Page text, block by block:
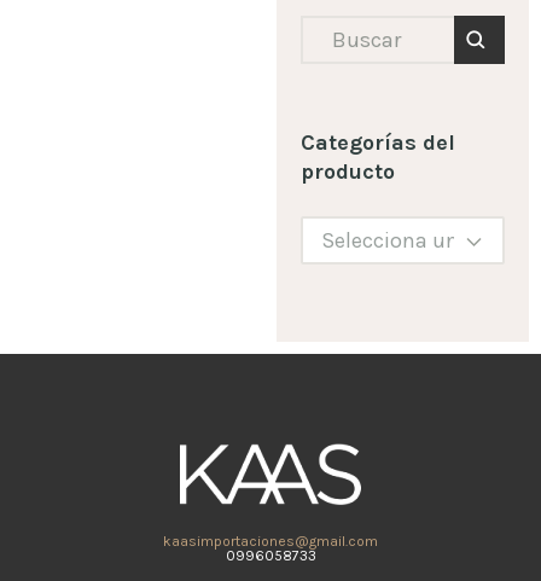
Categorías del
producto
kaasimportaciones@gmail.com
0996058733